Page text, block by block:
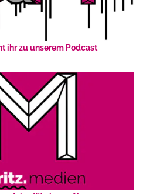
ihr zu unserem Podcast